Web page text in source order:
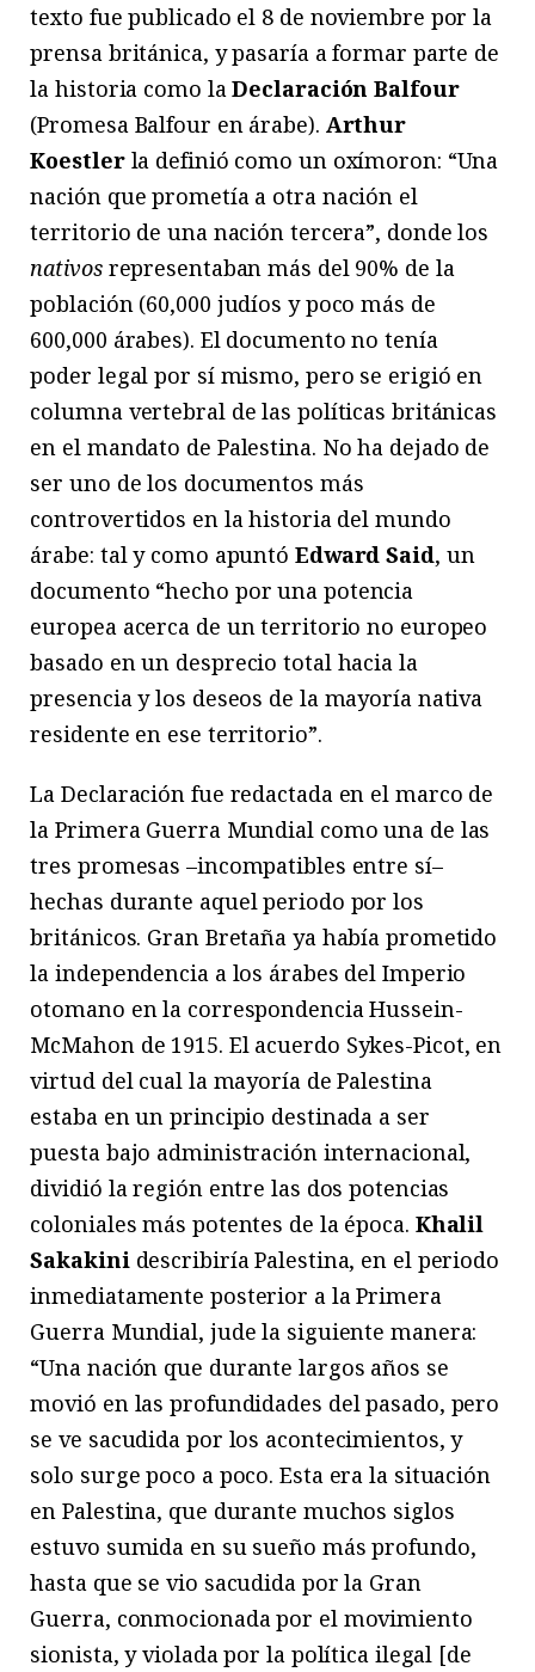
texto fue publicado el 8 de noviembre por la
prensa británica, y pasaría a formar parte de
la historia como laDeclaración Balfour
(Promesa Balfour en árabe). Arthur
Koestlerla definió como un oxímoron: “Una
nación que prometía a otra nación el
territorio de una nación tercera”, donde los
nativosrepresentaban más del 90% de la
población (60,000 judíos y poco más de
600,000 árabes). El documento no tenía
poder legal por sí mismo, pero se erigió en
columna vertebral de las políticas británicas
en el mandato de Palestina. No ha dejado de
ser uno de los documentos más
controvertidos en la historia del mundo
árabe: tal y como apuntó Edward Said, un
documento “hecho por una potencia
europea acerca de un territorio no europeo
basado en un desprecio total hacia la
presencia y los deseos de la mayoría nativa
residente en ese territorio”.
La Declaración fue redactada en el marco de
la Primera Guerra Mundial como una de las
tres promesas –incompatibles entre sí–
hechas durante aquel periodo por los
británicos. Gran Bretaña ya había prometido
la independencia a los árabes del Imperio
otomano en la correspondencia Hussein-
McMahon de 1915. El acuerdo Sykes-Picot, en
virtud del cual la mayoría de Palestina
estaba en un principio destinada a ser
puesta bajo administración internacional,
dividió la región entre las dos potencias
coloniales más potentes de la época. Khalil
Sakakinidescribiría Palestina, en el periodo
inmediatamente posterior a la Primera
Guerra Mundial, jude la siguiente manera:
“Una nación que durante largos años se
movió en las profundidades del pasado, pero
se ve sacudida por los acontecimientos, y
solo surge poco a poco. Esta era la situación
en Palestina, que durante muchos siglos
estuvo sumida en su sueño más profundo,
hasta que se vio sacudida por la Gran
Guerra, conmocionada por el movimiento
sionista, y violada por la política ilegal [de